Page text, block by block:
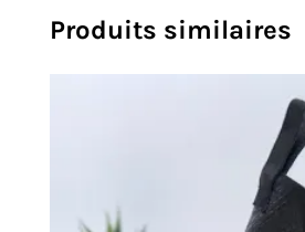
Produits similaires